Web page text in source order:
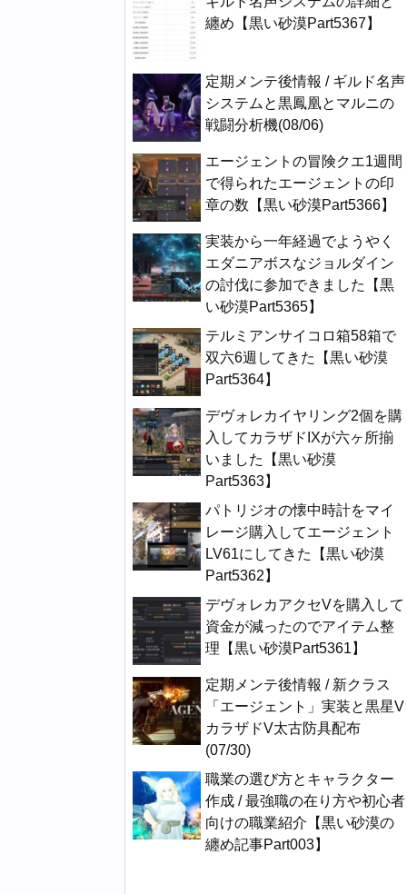
纏め【黒い砂漠Part5367】
定期メンテ後情報 / ギルド名声
システムと黒鳳凰とマルニの
戦闘分析機(08/06)
エージェントの冒険クエ1週間
で得られたエージェントの印
章の数【黒い砂漠Part5366】
実装から一年経過でようやく
エダニアボスなジョルダイン
の討伐に参加できました【黒
い砂漠Part5365】
テルミアンサイコロ箱58箱で
双六6週してきた【黒い砂漠
Part5364】
デヴォレカイヤリング2個を購
入してカラザドIXが六ヶ所揃
いました【黒い砂漠
Part5363】
パトリジオの懐中時計をマイ
レージ購入してエージェント
LV61にしてきた【黒い砂漠
Part5362】
デヴォレカアクセVを購入して
資金が減ったのでアイテム整
理【黒い砂漠Part5361】
定期メンテ後情報 / 新クラス
「エージェント」実装と黒星V
カラザドV太古防具配布
(07/30)
職業の選び方とキャラクター
作成 / 最強職の在り方や初心者
向けの職業紹介【黒い砂漠の
纏め記事Part003】